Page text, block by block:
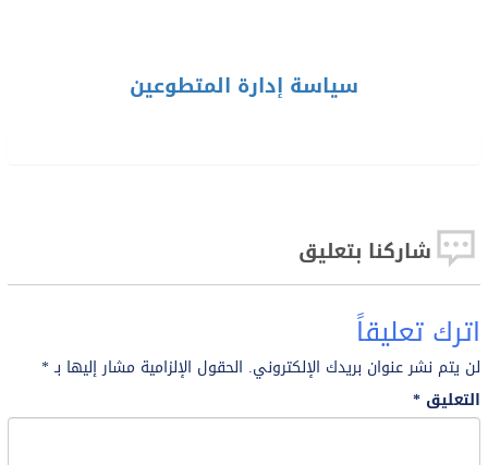
سياسة إدارة المتطوعين
شاركنا بتعليق
اترك تعليقاً
لن يتم نشر عنوان بريدك الإلكتروني. الحقول الإلزامية مشار إليها بـ*
التعليق *